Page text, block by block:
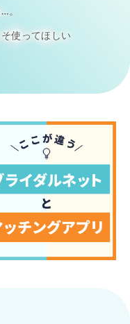
。
使ってほしい